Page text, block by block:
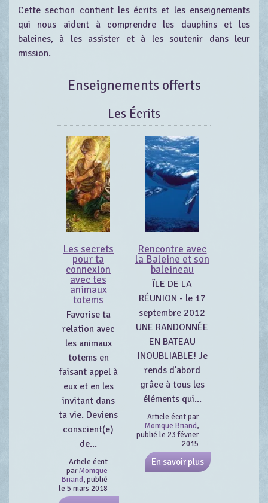
Cette section contient les écrits et les enseignements
qui nous aident à comprendre les dauphins et les
baleines, à les assister et à les soutenir dans leur
mission.
Enseignements offerts
Les Écrits
Les secrets
pour ta
connexion
avec tes
animaux
totems
Favorise ta
relation avec
les animaux
totems en
faisant appel à
eux et en les
invitant dans
ta vie. Deviens
conscient(e)
de...
Article écrit
parMonique
Briand, publié
le 5 mars 2018
Rencontre avec
la Baleine et son
baleineau
ÎLE DE LA
RÉUNION - le 17
septembre 2012
UNE RANDONNÉE
EN BATEAU
INOUBLIABLE! Je
rends d'abord
grâce à tous les
éléments qui...
Article écrit par
Monique Briand,
publié le 23 février
2015
En savoir plus